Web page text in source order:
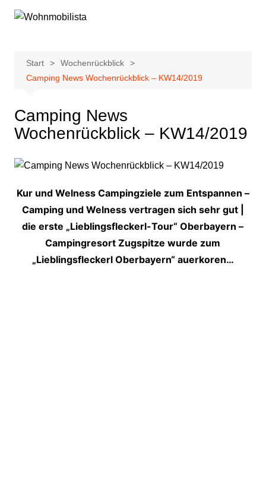
Inhalt
Start
Wochenrückblick
Camping News Wochenrückblick – KW14/2019
Camping News
Wochenrückblick – KW14/2019
Kur und Welness Campingziele zum Entspannen –
Camping und Welness vertragen sich sehr gut |
die erste „Lieblingsfleckerl-Tour“ Oberbayern –
Campingresort Zugspitze wurde zum
„Lieblingsfleckerl Oberbayern“ auerkoren…